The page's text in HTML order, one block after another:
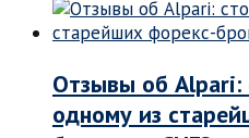
Отзывы об Alpari:
одному из